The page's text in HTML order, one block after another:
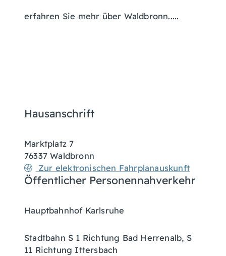
erfahren Sie mehr über Waldbronn.....
Hausanschrift
Marktplatz 7
76337 Waldbronn
Zur elektronischen Fahrplanauskunft
Öffentlicher Personennahverkehr
Hauptbahnhof Karlsruhe
Stadtbahn S 1 Richtung Bad Herrenalb, S
11 Richtung Ittersbach